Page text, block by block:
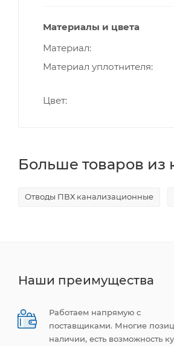
Материалы и цвета
Материал
Материал уплотнителя
Цвет
Больше товаров из
Отводы ПВХ канализационные
Наши преимущества
Работаем напрямую с
поставщиками. Многие
наличии, есть возможность